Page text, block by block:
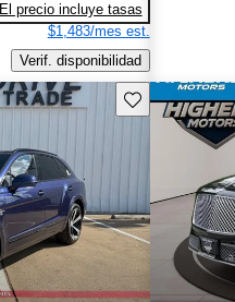
El precio incluye tasas
$1,483/mes est.
Verif. disponibilidad
Guarda este